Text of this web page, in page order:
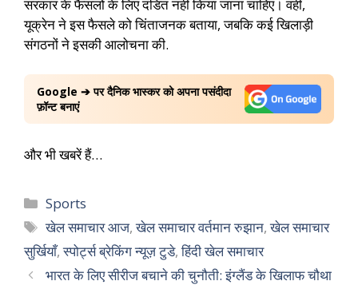
सरकार के फैसलों के लिए दंडित नहीं किया जाना चाहिए। वहीं,
यूक्रेन ने इस फैसले को चिंताजनक बताया, जबकि कई खिलाड़ी
संगठनों ने इसकी आलोचना की.
Google ➔ पर दैनिक भास्कर को अपना पसंदीदा
फ़ॉन्ट बनाएं
और भी खबरें हैं…
Sports
खेल समाचार आज,खेल समाचार वर्तमान रुझान,खेल समाचार
सुर्खियाँ,स्पोर्ट्स ब्रेकिंग न्यूज़ टुडे,हिंदी खेल समाचार
भारत के लिए सीरीज बचाने की चुनौती: इंग्लैंड के खिलाफ चौथा